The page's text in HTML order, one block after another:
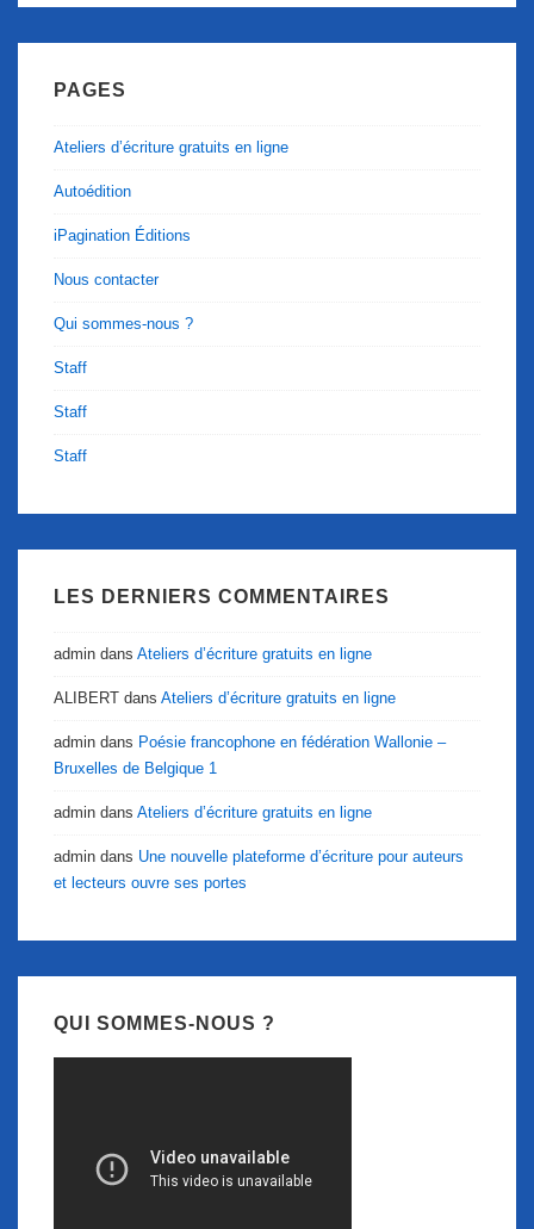
PAGES
Ateliers d’écriture gratuits en ligne
Autoédition
iPagination Éditions
Nous contacter
Qui sommes-nous ?
Staff
Staff
Staff
LES DERNIERS COMMENTAIRES
admin dans Ateliers d’écriture gratuits en ligne
ALIBERT dans Ateliers d’écriture gratuits en ligne
admin dans Poésie francophone en fédération Wallonie –
Bruxelles de Belgique 1
admin dans Ateliers d’écriture gratuits en ligne
admin dans Une nouvelle plateforme d’écriture pour auteurs
et lecteurs ouvre ses portes
QUI SOMMES-NOUS ?